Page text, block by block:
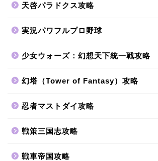
天啓パラドクス攻略
実況パワフルプロ野球
少女ウォーズ：幻想天下統一戦攻略
幻塔（Tower of Fantasy）攻略
忍者マストダイ攻略
戦策三国志攻略
戦車帝国攻略